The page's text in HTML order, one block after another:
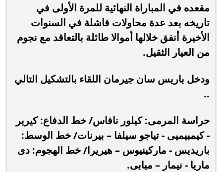
مقعده في المباراة النهائية للمرة الأولى في
تاريخه بعد عدة محاولات فاشلة في السنوات
الأخيرة أنفق خلالها أموالا طائلة بالتعاقد مع نجوم
من العيار الثقيل.
ودخل باريس سان جيرمان اللقاء بالتشكيل التالي
..
حراسة المرمى: كيلور نافاس/ خط الدفاع: كيرير
- كيمبيميى - تياجو سيلفا – بيرنات/ خط الوسط:
باريديس - ماركينيوس – هيريرا/ خط الهجوم: دى
ماريا - نيمار – مبابى.